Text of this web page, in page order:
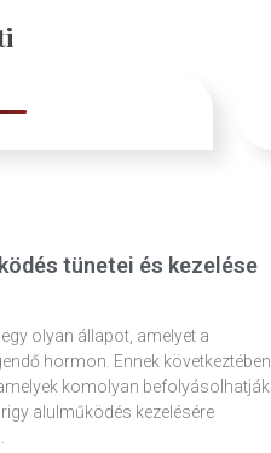
tünetei és kezelése
olyan állapot, amelyet a
hormon. Ennek következtében
komolyan befolyásolhatják
alulműködés kezelésére